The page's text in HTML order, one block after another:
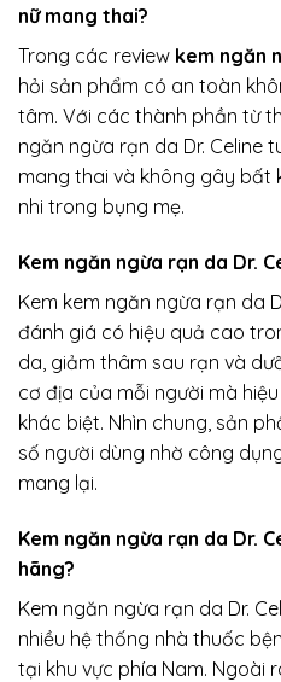
nữ mang thai?
Trong các review kem ngăn
hỏi sản phẩm có an toàn
tâm. Với các thành phần từ
ngăn ngừa rạn da Dr. Celine
mang thai và không gây bất
nhi trong bụng mẹ.
Kem ngăn ngừa rạn da Dr.
Kem kem ngăn ngừa rạn da
đánh giá có hiệu quả cao
da, giảm thâm sau rạn và
cơ địa của mỗi người mà
khác biệt. Nhìn chung, sản
số người dùng nhờ công
mang lại.
Kem ngăn ngừa rạn da Dr.
hãng?
Kem ngăn ngừa rạn da Dr.
nhiều hệ thống nhà thuốc
tại khu vực phía Nam. Ngoài